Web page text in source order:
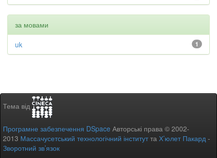
за мовами
1
uk
Тема від
Програмне забезпечення DSpace Авторські права © 2002-
2013 Массачусетський технологічний інститутта Х’юлет Пакард -
Зворотний зв’язок